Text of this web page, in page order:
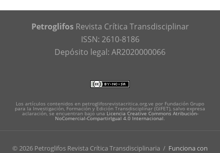
PetroglifosRevista Crítica Transdisciplinar
ISSN: 2610-8186
Depósito legal: AR2020000066
Los artículos contenidos en petroglifosrevistacritica.org.ve por Fundación Grupo
para la Investigación, Formación y Edición Transdisciplinar (GIFET), salvo expresa
aclaración, se encuentran bajo una Licencia Creative Commons Atribución-
NoComercial-CompartirIgual 4.0 Internacional.
© 2026 Petroglifos Revista Crítica Transdisciplinaria / Funciona con